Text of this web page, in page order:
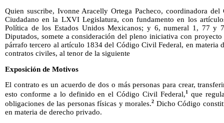
Quien suscribe, Ivonne Aracelly Ortega Pacheco, coordinadora
Ciudadano en la LXVI Legislatura, con fundamento en los
Política de los Estados Unidos Mexicanos; y 6, numeral 1, 77 y
Diputados, somete a consideración del pleno iniciativa con
párrafo tercero al artículo 1834 del Código Civil Federal, en materia
contratos civiles, al tenor de la siguiente
Exposición de Motivos
El contrato es un acuerdo de dos o más personas para crear,
esto conforme a lo definido en el Código Civil Federal,1que
obligaciones de las personas físicas y morales.2 Dicho Código
en materia de derecho privado.